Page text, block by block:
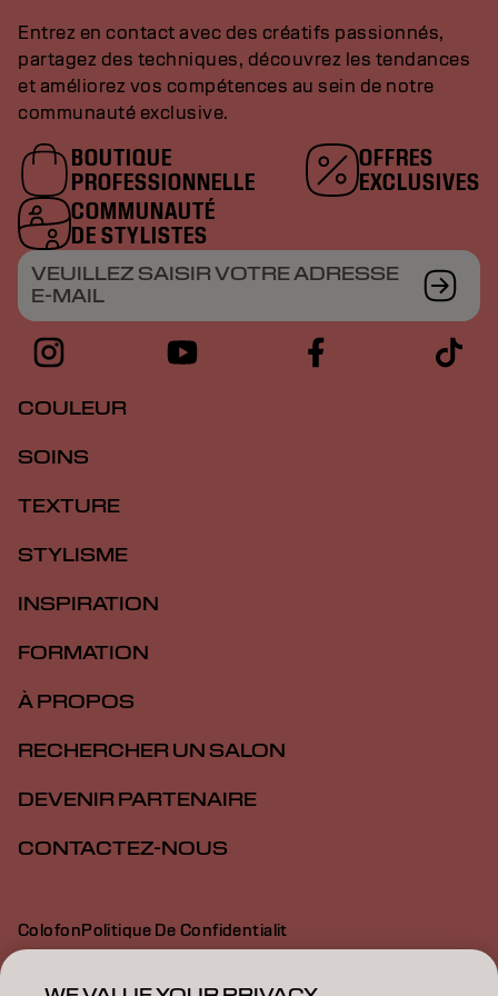
Entrez en contact avec des créatifs passionnés,
partagez des techniques, découvrez les tendances
et améliorez vos compétences au sein de notre
communauté exclusive.
BOUTIQUE
PROFESSIONNELLE
OFFRES
EXCLUSIVES
COMMUNAUTÉ
DE STYLISTES
VEUILLEZ SAISIR VOTRE ADRESSE
E-MAIL
COULEUR
SOINS
TEXTURE
STYLISME
INSPIRATION
FORMATION
À PROPOS
RECHERCHER UN SALON
DEVENIR PARTENAIRE
CONTACTEZ-NOUS
ColofonPolitique De Confidentialit
Politique En Mati Re De Cookies
Déclaration d’accessibilité